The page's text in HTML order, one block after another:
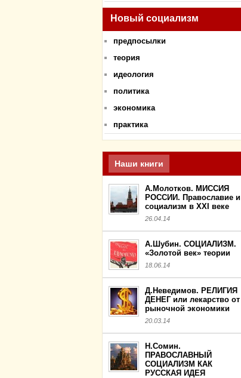
Новый социализм
предпосылки
теория
идеология
политика
экономика
практика
Наши книги
А.Молотков. МИССИЯ
РОССИИ. Православие и
социализм в XXI веке
26.04.14
А.Шубин. СОЦИАЛИЗМ.
«Золотой век» теории
18.06.14
Д.Неведимов. РЕЛИГИЯ
ДЕНЕГ или лекарство от
рыночной экономики
20.03.14
Н.Сомин.
ПРАВОСЛАВНЫЙ
СОЦИАЛИЗМ КАК
РУССКАЯ ИДЕЯ